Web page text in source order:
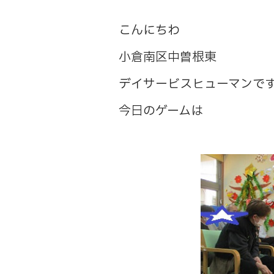
こんにちわ
小倉南区中曽根東
デイサービスヒューマンで
今日のゲームは